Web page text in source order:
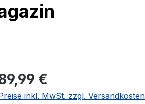
Preis:
€
inkl. MwSt. zzgl. Versandkosten